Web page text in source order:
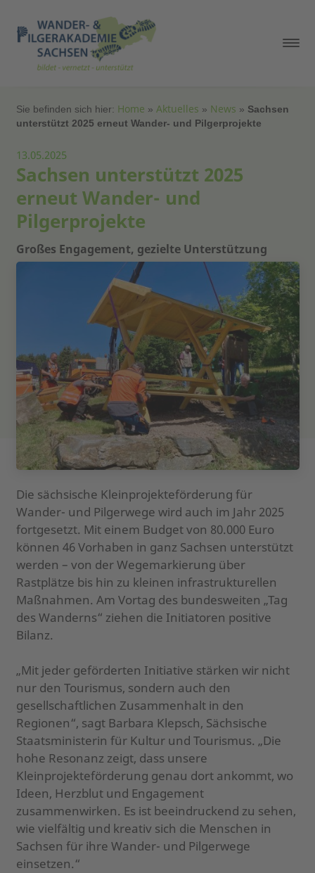
Sie befinden sich hier: Home » Aktuelles » News » Sachsen
unterstützt 2025 erneut Wander- und Pilgerprojekte
13.05.2025
Sachsen unterstützt 2025
erneut Wander- und
Pilgerprojekte
Großes Engagement, gezielte Unterstützung
Die sächsische Kleinprojekteförderung für
Wander- und Pilgerwege wird auch im Jahr 2025
fortgesetzt. Mit einem Budget von 80.000 Euro
können 46 Vorhaben in ganz Sachsen unterstützt
werden – von der Wegemarkierung über
Rastplätze bis hin zu kleinen infrastrukturellen
Maßnahmen. Am Vortag des bundesweiten „Tag
des Wanderns“ ziehen die Initiatoren positive
Bilanz.
„Mit jeder geförderten Initiative stärken wir nicht
nur den Tourismus, sondern auch den
gesellschaftlichen Zusammenhalt in den
Regionen“, sagt Barbara Klepsch, Sächsische
Staatsministerin für Kultur und Tourismus. „Die
hohe Resonanz zeigt, dass unsere
Kleinprojekteförderung genau dort ankommt, wo
Ideen, Herzblut und Engagement
zusammenwirken. Es ist beeindruckend zu sehen,
wie vielfältig und kreativ sich die Menschen in
Sachsen für ihre Wander- und Pilgerwege
einsetzen.“